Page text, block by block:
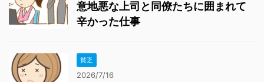
意地悪な上司と同僚たちに囲まれて
辛かった仕事
貧乏
2026/7/16